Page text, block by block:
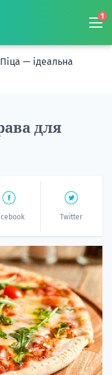
1
Піца — ідеальна
для
Twitter